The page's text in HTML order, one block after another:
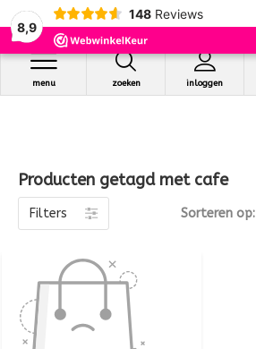
8,9
148 Reviews
zoeken inloggen
menu
Producten getagd met cafe
Filters Sorteren op: